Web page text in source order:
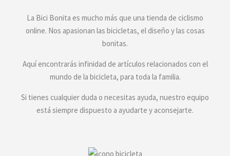
La Bici Bonita es mucho más que una tienda de ciclismo
online. Nos apasionan las bicicletas, el diseño y las cosas
bonitas.
Aquí encontrarás infinidad de artículos relacionados con el
mundo de la bicicleta, para toda la familia.
Si tienes cualquier duda o necesitas ayuda, nuestro equipo
está siempre dispuesto a ayudarte y aconsejarte.